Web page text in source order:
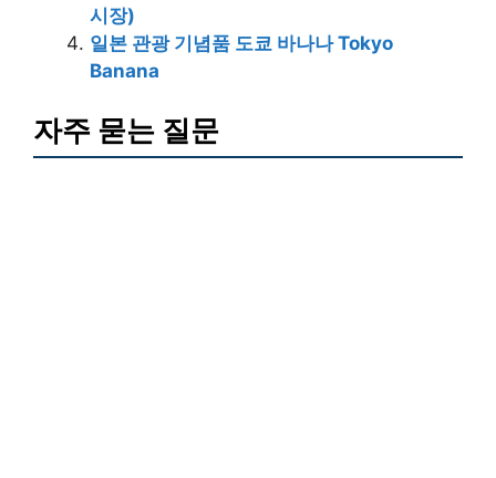
시장)
일본 관광 기념품 도쿄 바나나 Tokyo
Banana
자주 묻는 질문